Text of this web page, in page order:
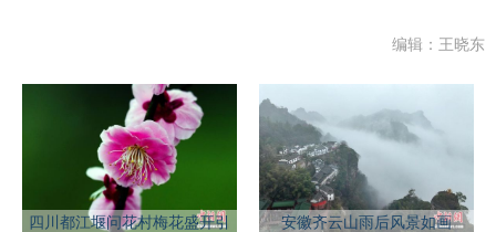
编辑：王晓东
四川都江堰问花村梅花盛开引 安徽齐云山雨后风景如画